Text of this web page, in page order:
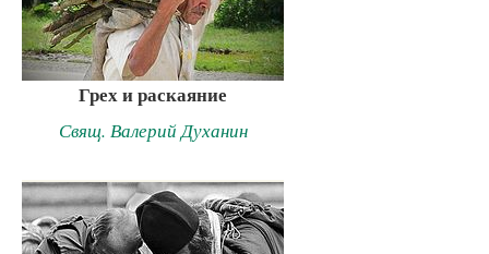
Грех и раскаяние
Свящ. Валерий Духанин